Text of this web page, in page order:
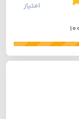
امتیاز